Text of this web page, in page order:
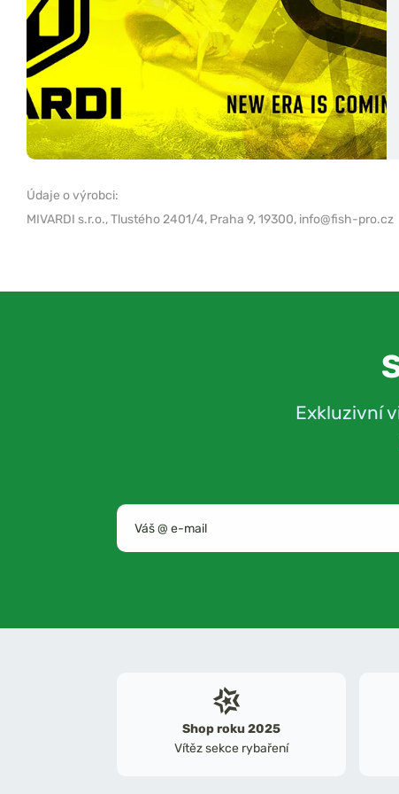
Údaje o výrobci:
MIVARDI s.r.o.,Tlustého 2401/4, Praha 9, 19300, info@fish-pro.cz
Exkluzivní
Shop roku 2025
Vítěz sekce rybaření